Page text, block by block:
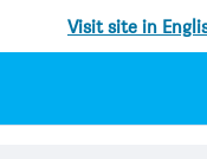
Visit site in